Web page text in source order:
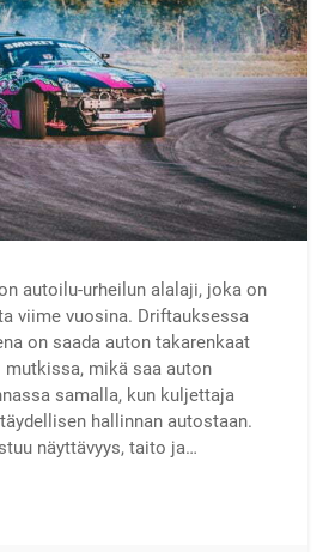
autoilu-urheilun alalaji, joka on
viime vuosina. Driftauksessa
on saada auton takarenkaat
mutkissa, mikä saa auton
samalla, kun kuljettaja
hallinnan autostaan.
näyttävyys, taito ja…